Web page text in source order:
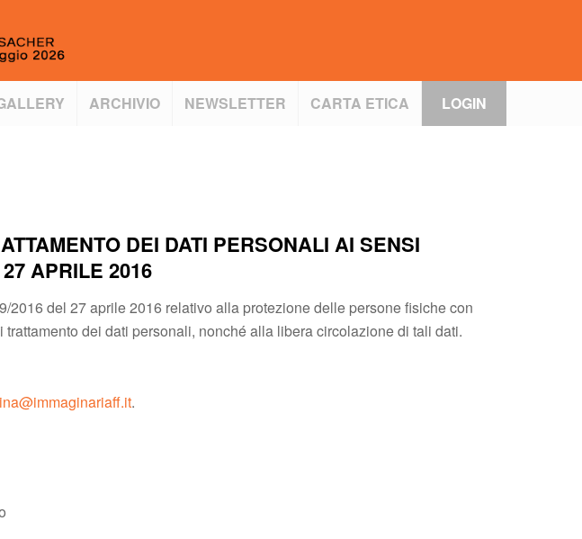
ARCHIVIO NEWSLETTER CARTA ETICA LOGIN
DEI DATI PERSONALI AI SENSI
APRILE 2016
del 27 aprile 2016 relativo alla protezione delle persone fisiche con
dei dati personali, nonché alla libera circolazione di tali dati.
.